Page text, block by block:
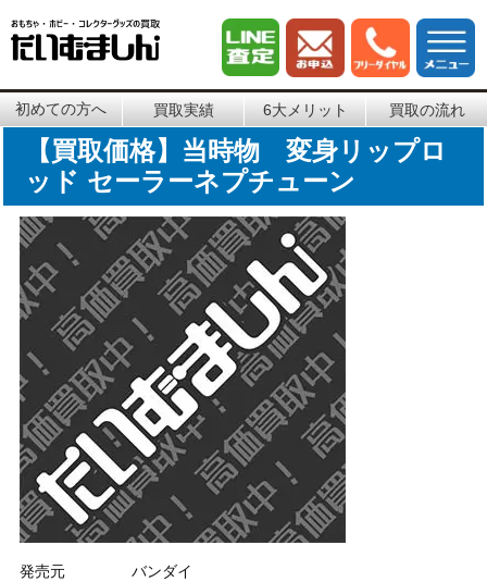
初めての方へ 買取実績 6大メリット 買取の流れ
【買取価格】当時物 変身リップロ
ッド セーラーネプチューン
発売元 バンダイ